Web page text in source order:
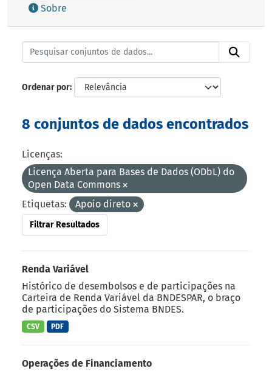
Sobre
Ordenar por
8 conjuntos de dados encontrados
Licenças:
Licença Aberta para Bases de Dados (ODbL) do
Open Data Commons
Etiquetas:
Apoio direto
Filtrar Resultados
Renda Variável
Histórico de desembolsos e de participações na
Carteira de Renda Variável da BNDESPAR, o braço
de participações do Sistema BNDES.
CSV PDF
Operações de Financiamento